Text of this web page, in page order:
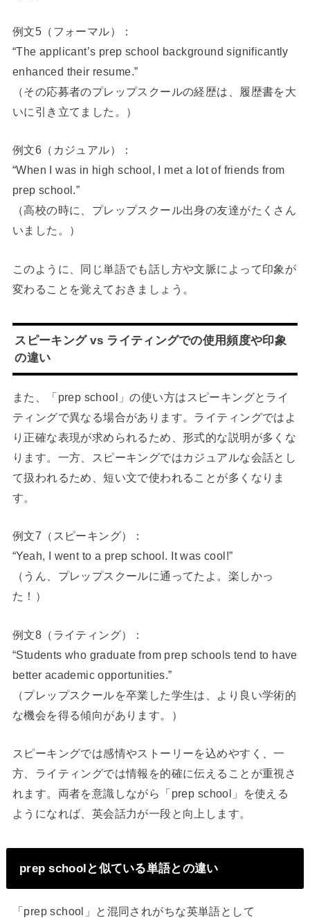
例文5（フォーマル）：
“The applicant’s prep school background significantly
enhanced their resume.”
（その応募者のプレップスクールの経歴は、履歴書を大
いに引き立てました。）
例文6（カジュアル）：
“When I was in high school, I met a lot of friends from
prep school.”
（高校の時に、プレップスクール出身の友達がたくさん
いました。）
このように、同じ単語でも話し方や文脈によって印象が
変わることを覚えておきましょう。
スピーキング vs ライティングでの使用頻度や印象
の違い
また、「prep school」の使い方はスピーキングとライ
ティングで異なる場合があります。ライティングではよ
り正確な表現が求められるため、形式的な説明が多くな
ります。一方、スピーキングではカジュアルな会話とし
て扱われるため、短い文で使われることが多くなりま
す。
例文7（スピーキング）：
“Yeah, I went to a prep school. It was cool!”
（うん、プレップスクールに通ってたよ。楽しかっ
た！）
例文8（ライティング）：
“Students who graduate from prep schools tend to have
better academic opportunities.”
（プレップスクールを卒業した学生は、より良い学術的
な機会を得る傾向があります。）
スピーキングでは感情やストーリーを込めやすく、一
方、ライティングでは情報を的確に伝えることが重視さ
れます。両者を意識しながら「prep school」を使える
ようになれば、英会話力が一段と向上します。
prep schoolと似ている単語との違い
「prep school」と混同されがちな英単語として